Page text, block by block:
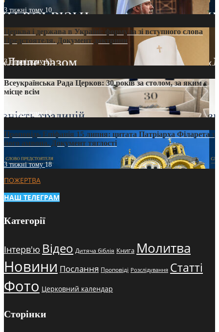
3 тижні тому 10
Церква і держава в Україні: формула зі вступного слова
Предстоятеля. Документ доктрини
3 тижні тому13
Всеукраїнська Рада Церков: 30 років за столом, за яким є
місце всім
3 тижні тому12
Проповідь Епіфанія 15 липня: цитата Патріарха Філарета з
його амвона. Документ тяглості
3 тижні тому18
ПОЖЕРТВА
НАШ ТЕЛЕГРАМ
Категорії
Інтерв'ю Відео Дитяча біблія Книга Молитва
Новини Послання Проповіді Розслідування Статті
Фото Церковний календар
Сторінки